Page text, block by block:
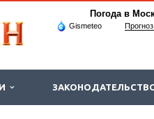
Погода в
Gismeteo